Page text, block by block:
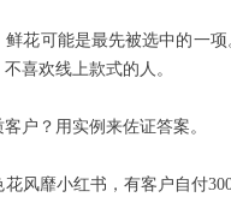
花可能是最先被选中的一
喜欢线上款式的人。
户？用实例来佐证答案。
风靡小红书，有客户自付